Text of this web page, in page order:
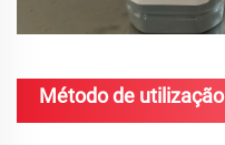
Método de utilização